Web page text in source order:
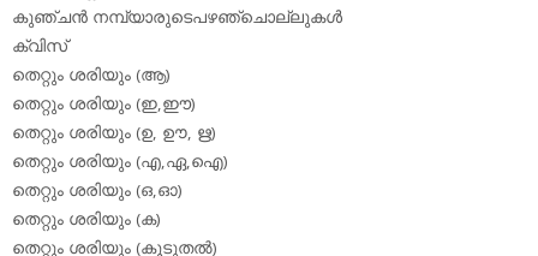
കുഞ്ചന്‍ നമ്പ്യാരുടെപഴഞ്ചൊല്ലുകള്‍
ക്വിസ്
തെറ്റും ശരിയും (ആ)
തെറ്റും ശരിയും (ഇ,ഈ)
തെറ്റും ശരിയും (ഉ, ഊ, ഋ)
തെറ്റും ശരിയും (എ,ഏ,ഐ)
തെറ്റും ശരിയും (ഒ,ഓ)
തെറ്റും ശരിയും (ക)
തെറ്റും ശരിയും (കൂടുതല്‍)